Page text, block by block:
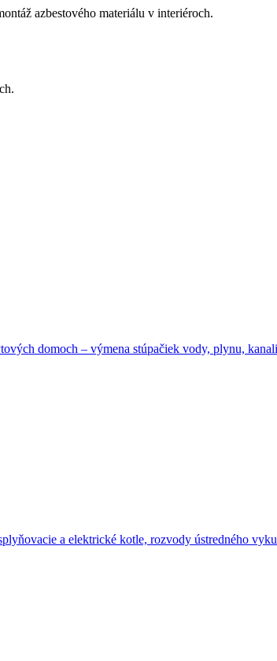
azbestového materiálu v interiéroch.
domoch – výmena stúpačiek vody, plynu,
a elektrické kotle, rozvody ústredného